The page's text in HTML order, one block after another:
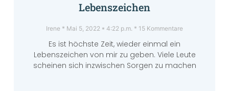
Lebenszeichen
Irene Mai 5, 2022 4:22 p.m. 15 Kommentare
Es ist höchste Zeit, wieder einmal ein
Lebenszeichen von mir zu geben. Viele Leute
scheinen sich inzwischen Sorgen zu machen